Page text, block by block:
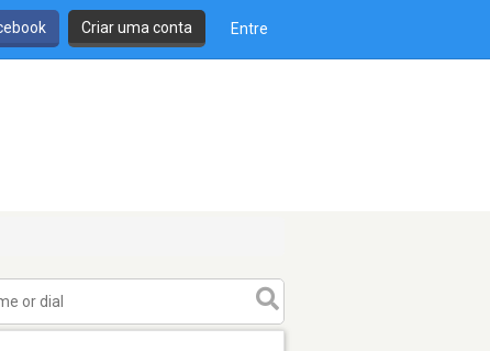
Criar uma conta Entre